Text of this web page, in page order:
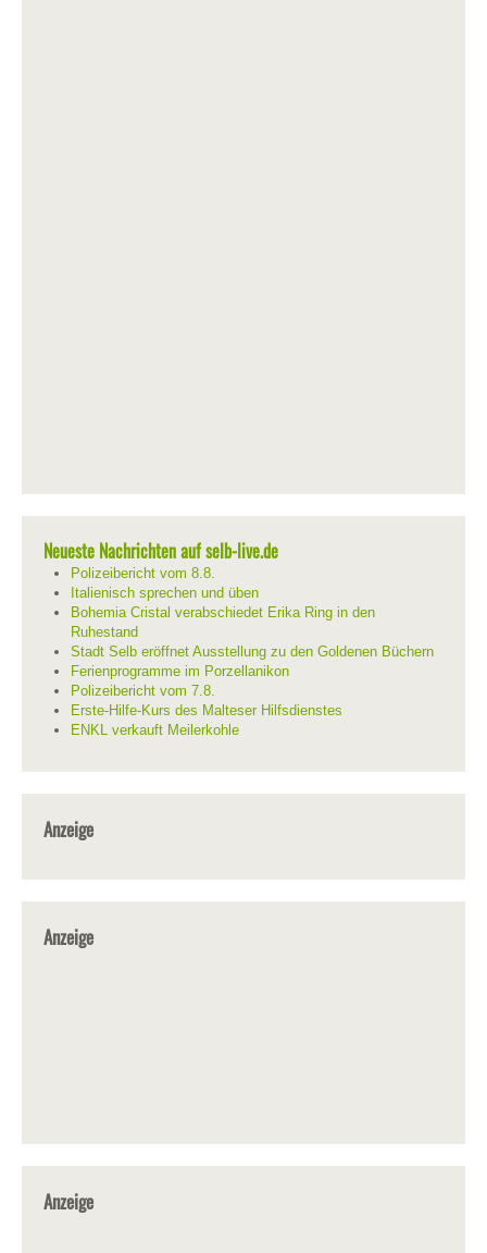
Neueste Nachrichten auf selb-live.de
Polizeibericht vom 8.8.
Italienisch sprechen und üben
Bohemia Cristal verabschiedet Erika Ring in den
Ruhestand
Stadt Selb eröffnet Ausstellung zu den Goldenen Büchern
Ferienprogramme im Porzellanikon
Polizeibericht vom 7.8.
Erste-Hilfe-Kurs des Malteser Hilfsdienstes
ENKL verkauft Meilerkohle
Anzeige
Anzeige
Anzeige